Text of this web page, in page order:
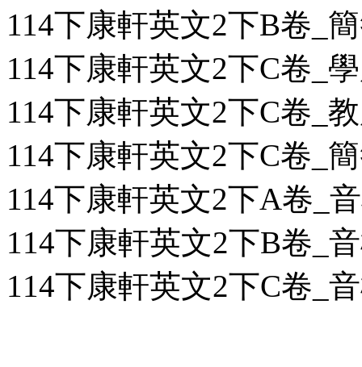
114下康軒英文2下B卷_
114下康軒英文2下C卷_
114下康軒英文2下C卷_
114下康軒英文2下C卷_
114下康軒英文2下A卷_
114下康軒英文2下B卷_
114下康軒英文2下C卷_